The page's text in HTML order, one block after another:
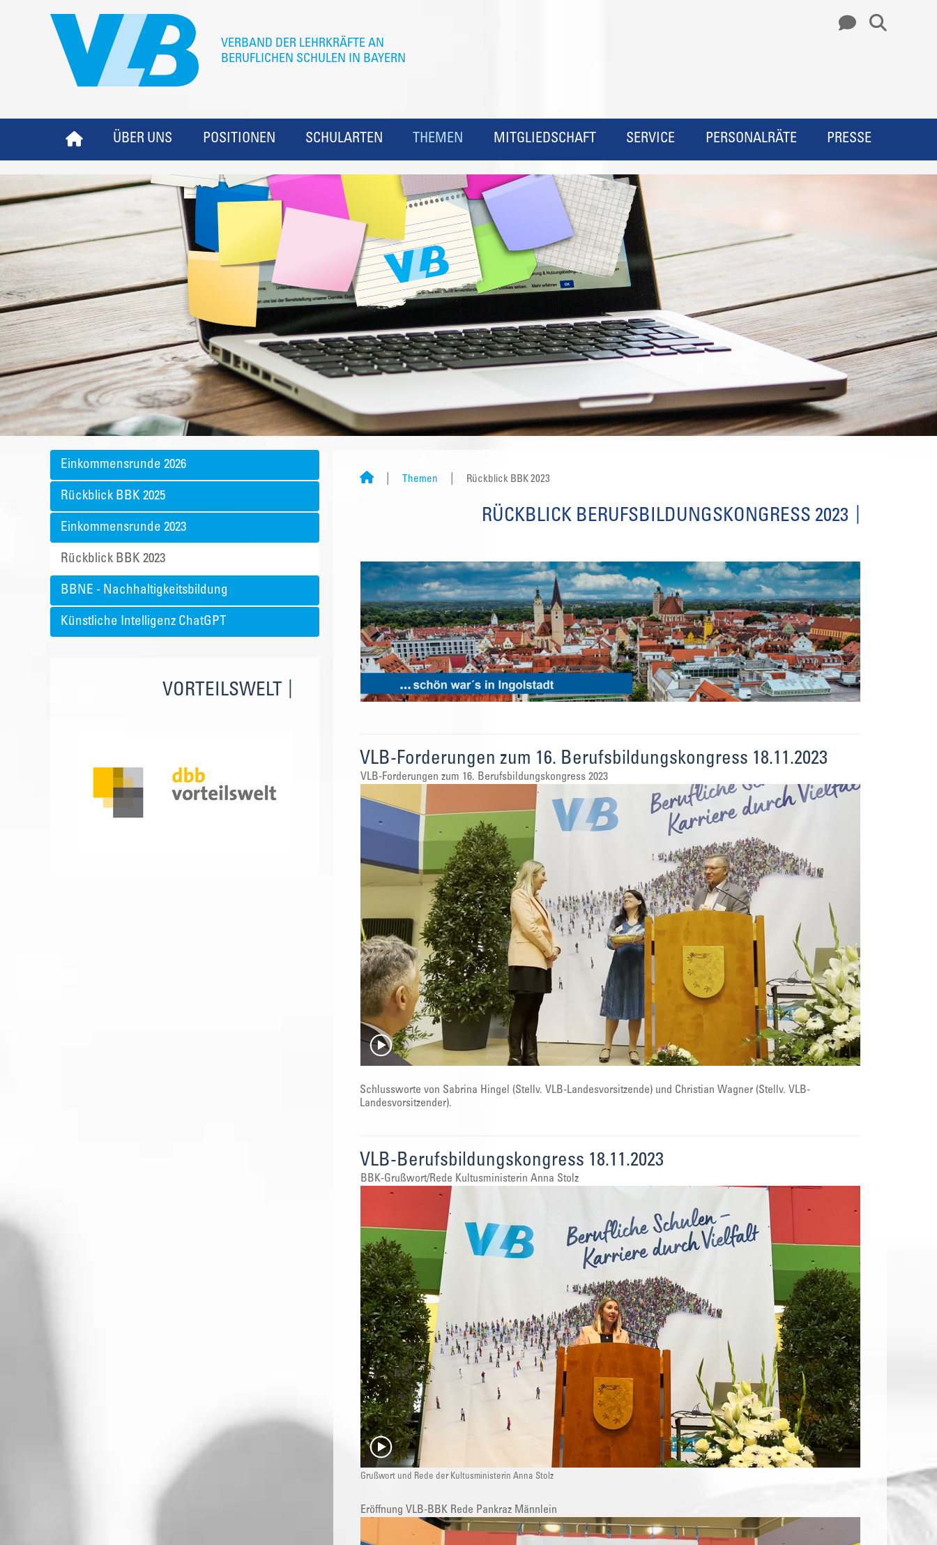
ÜBER UNS POSITIONEN SCHULARTEN THEMEN MITGLIEDSCHAFT SERVICE PERSONALRÄTE PRESSE
Einkommensrunde 2026
Rückblick BBK 2025
Einkommensrunde 2023
Rückblick BBK 2023
BBNE - Nachhaltigkeitsbildung
Künstliche Intelligenz ChatGPT
VORTEILSWELT
Themen Rückblick BBK 2023
RÜCKBLICK BERUFSBILDUNGSKONGRESS 2023
VLB-Forderungen zum 16. Berufsbildungskongress 18.11.2023
VLB-Forderungen zum 16. Berufsbildungskongress 2023
Schlussworte von Sabrina Hingel (Stellv. VLB-Landesvorsitzende) und Christian Wagner (Stellv. VLB-
Landesvorsitzender).
VLB-Berufsbildungskongress 18.11.2023
BBK-Grußwort/Rede Kultusministerin Anna Stolz
Grußwort und Rede der Kultusministerin Anna Stolz
Eröffnung VLB-BBK Rede Pankraz Männlein